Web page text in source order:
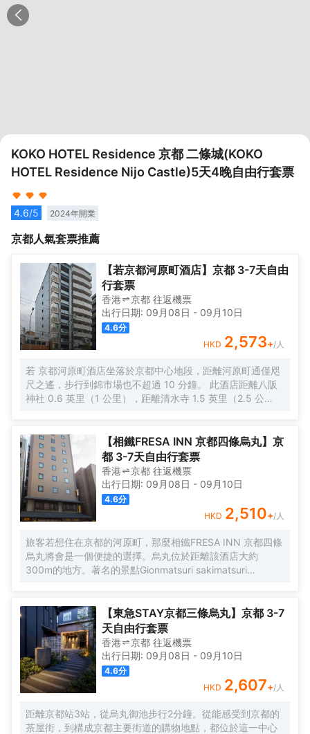
KOKO HOTEL Residence 京都 二條城(KOKO
HOTEL Residence Nijo Castle)5天4晚自由行套票
4.6/5 2024年開業
京都人氣套票推薦
【若京都河原町酒店】京都 3-7天自由
行套票
香港 京都 往返機票
出行日期: 09月08日 - 09月10日
4.6分
HKD 2,573+/人
若 京都河原町酒店坐落於京都中心地段，距離河原町通僅咫
尺之遙，步行到錦市場也不超過 10 分鐘。 此酒店距離八阪
神社 0.6 英里（1 公里），距離清水寺 1.5 英里（2.5 公
李寄存和洗衣設施。 有 40 間客房提供冰箱和平板電視；您
定能在旅途中找到家的舒適。提供免費無線網絡，方便您與
朋友保持聯繫；數碼頻道可滿足您的娛樂需求。配備淋浴/盆
浴組合的私人浴室提供坐浴桶和吹風機。便利設施包括書桌
和免費袋泡茶/速溶咖啡；而且按要求提供提供客房服務。
【相鐵FRESA INN 京都四條烏丸】京
都 3-7天自由行套票
香港 京都 往返機票
出行日期: 09月08日 - 09月10日
4.6分
HKD 2,510+/人
旅客若想住在京都的河原町，那麼相鐵FRESA INN 京都四條
烏丸將會是一個便捷的選擇。烏丸位於距離該酒店大約
300m的地方。著名的景點Gionmatsuri sakimatsuri
間設施齊全的客房都配備有空調、液晶電視機和房間內高速
上網。電熱水壺和咖啡壺/茶壺可供使用，便捷的客房設施定
能讓您倍感舒適。浴室配有拖鞋、24小時熱水和浴缸。 酒店
提供的休閒設施，旨在為旅客營造多姿多彩、奢華完美的住
宿體驗。酒店設有24小時前台諮詢服務，為下榻至此的您提
供最貼心的行程安排。
【東急STAY京都三條烏丸】京都 3-7
天自由行套票
香港 京都 往返機票
出行日期: 09月08日 - 09月10日
4.6分
HKD 2,607+/人
距離京都站3站，從烏丸御池步行2分鐘。從能感受到京都的
茶屋街，到構成京都主要街道的購物地點，都位於這一中心